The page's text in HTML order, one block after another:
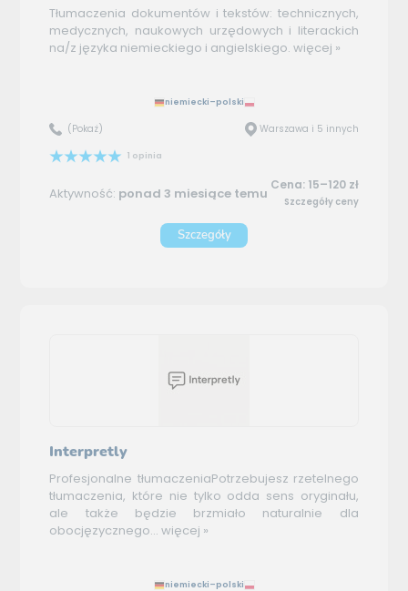
Tłumaczenia dokumentów i tekstów: technicznych,
medycznych, naukowych urzędowych i literackich
na/z języka niemieckiego i angielskiego. więcej »
niemiecki–polski
(Pokaż) Warszawa i 5 innych
1 opinia
Aktywność: ponad 3 miesiące temu Cena: 15–120 zł
Szczegóły ceny
Szczegóły
Interpretly
Profesjonalne tłumaczeniaPotrzebujesz rzetelnego
tłumaczenia, które nie tylko odda sens oryginału,
ale także będzie brzmiało naturalnie dla
obocjęzycznego... więcej »
niemiecki–polski